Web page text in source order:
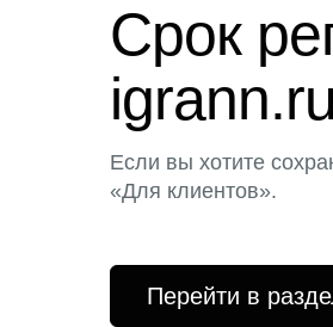
Срок
Если вы хотите
«Для клиентов».
Перейти в